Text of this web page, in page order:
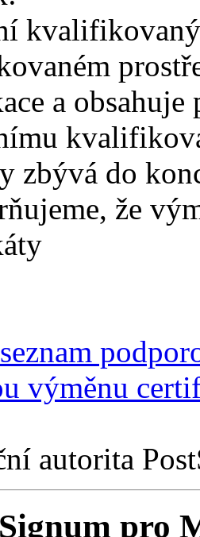
a obsahuje
zbývá do
že
výměnu
autorita
pro